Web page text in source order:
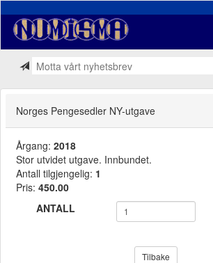
Norges Pengesedler NY-utgave
Årgang: 2018
Stor utvidet utgave. Innbundet.
Antall tilgjengelig: 1
Pris: 450.00
ANTALL
Tilbake